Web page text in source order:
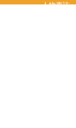
人物專訪